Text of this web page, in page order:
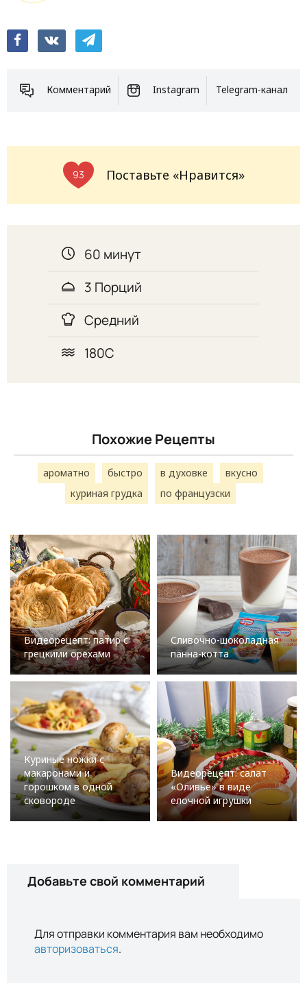
Комментарий Instagram Telegram-канал
93 Поставьте «Нравится»
60 минут
3 Порций
Средний
180С
Похожие Рецепты
ароматно быстро в духовке
вкусно
куриная грудка
по французски
Видеорецепт: патир с
грецкими орехами
Сливочно-шоколадная
панна-котта
Куриные ножки с
макаронами и
горошком в одной
сковороде
Видеорецепт: салат
«Оливье» в виде
елочной игрушки
Добавьте свой комментарий
Для отправки комментария вам необходимо
авторизоваться.